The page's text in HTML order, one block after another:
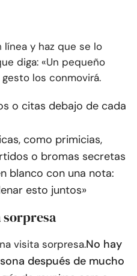
y haz que se lo
diga: «Un pequeño
los conmovirá.
o citas debajo de cada
como primicias,
o bromas secretas
blanco con una nota:
esto juntos»
sorpresa
visita sorpresa.No hay
después de mucho